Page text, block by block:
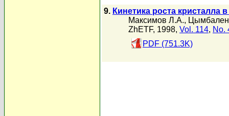
9. Кинетика роста кристалла
Максимов Л.А.,
ZhETF, 1998, Vol. 114, No.
PDF (751.3K)